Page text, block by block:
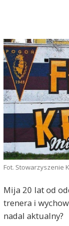
Fot. Stowarzyszenie
Mija 20 lat od
trenera i
nadal aktualny?